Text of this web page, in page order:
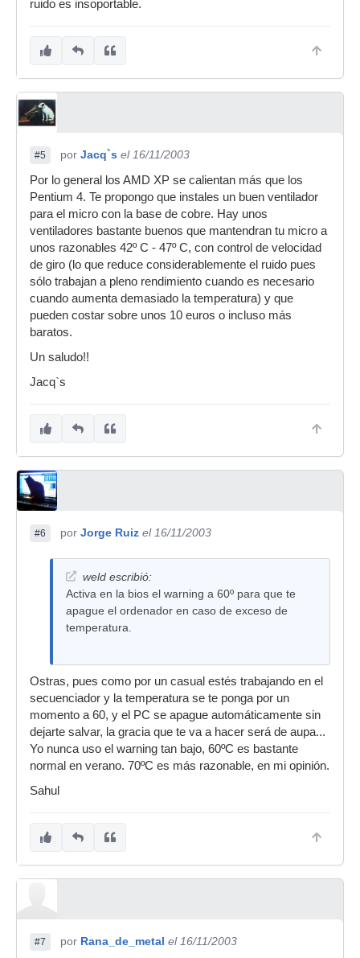
ruido es insoportable.
#5 por Jacq`s el 16/11/2003
Por lo general los AMD XP se calientan más que los
Pentium 4. Te propongo que instales un buen ventilador
para el micro con la base de cobre. Hay unos
ventiladores bastante buenos que mantendran tu micro a
unos razonables 42º C - 47º C, con control de velocidad
de giro (lo que reduce considerablemente el ruido pues
sólo trabajan a pleno rendimiento cuando es necesario
cuando aumenta demasiado la temperatura) y que
pueden costar sobre unos 10 euros o incluso más
baratos.
Un saludo!!
Jacq`s
#6 por Jorge Ruiz el 16/11/2003
weld escribió:
Activa en la bios el warning a 60º para que te
apague el ordenador en caso de exceso de
temperatura.
Ostras, pues como por un casual estés trabajando en el
secuenciador y la temperatura se te ponga por un
momento a 60, y el PC se apague automáticamente sin
dejarte salvar, la gracia que te va a hacer será de aupa...
Yo nunca uso el warning tan bajo, 60ºC es bastante
normal en verano. 70ºC es más razonable, en mi opinión.
Sahul
#7 por Rana_de_metal el 16/11/2003